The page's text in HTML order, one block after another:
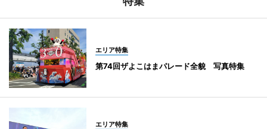
エリア特集
第74回ザよこはまパレード全貌 写真特集
エリア特集